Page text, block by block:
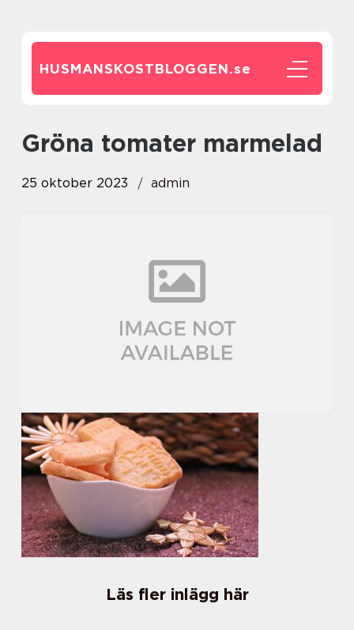
HUSMANSKOSTBLOGGEN.se
gröna tomater marmelad
25 oktober 2023 admin
Läs fler inlägg här